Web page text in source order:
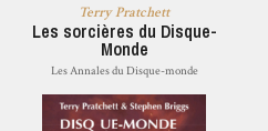
Terry Pratchett
Les sorcières du Disque-
Monde
Les Annales du Disque-monde